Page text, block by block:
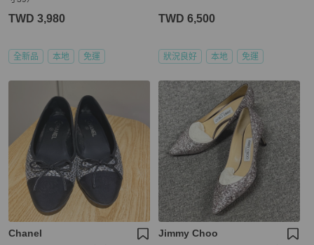
TWD 3,980
全新品 本地 免運
TWD 6,500
狀況良好 本地 免運
Chanel Jimmy Choo